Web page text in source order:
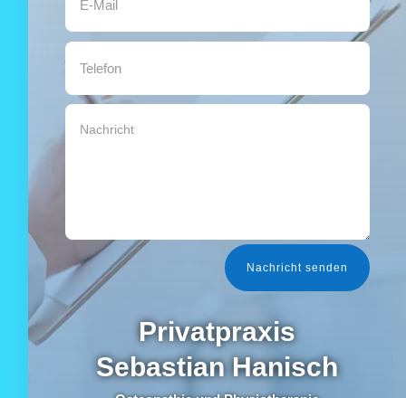
Nachricht senden
Privatpraxis
Sebastian Hanisch